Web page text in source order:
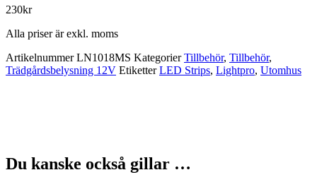
175L
1m
230kr
Alla priser är exkl. moms
ArtikelnummerLN1018MS Kategorier Tillbehör, Tillbehör,
Trädgårdsbelysning 12V Etiketter LED Strips, Lightpro, Utomhus
Du kanske också gillar …